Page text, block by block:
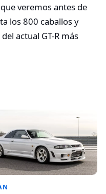
veremos antes de
los 800 caballos y
actual GT-R más